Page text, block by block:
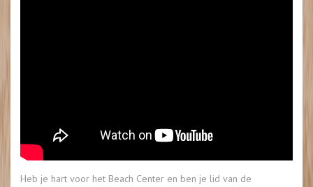
Heb je hart voor het Beach Center en ben je lid van de